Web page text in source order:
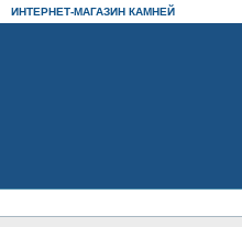
ИНТЕРНЕТ-МАГАЗИН КАМНЕЙ